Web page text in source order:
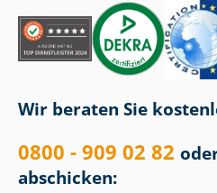
Wir beraten Sie
0800 - 909 02 82
abschicken: